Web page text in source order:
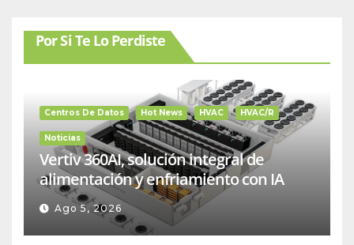
Por Si Te Lo Perdiste
Centros De Datos Hot News HVAC HVAC/R
Noticias
Vertiv 360AI, solución integral de
alimentación y enfriamiento con IA
Ago 5, 2026